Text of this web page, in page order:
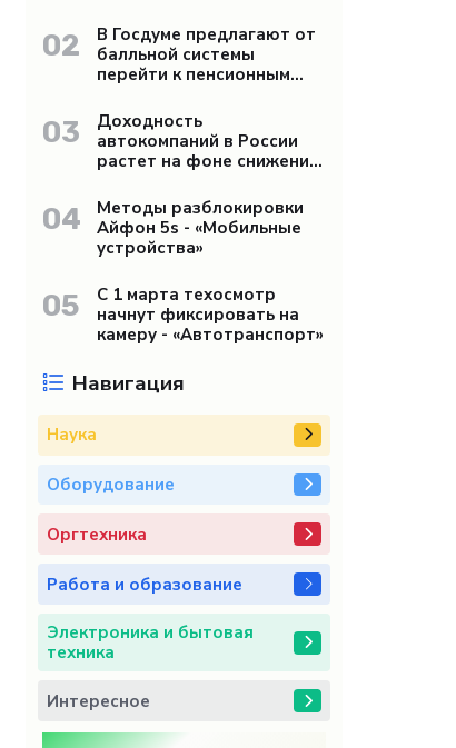
«Бизнес»
02
В Госдуме предлагают от
балльной системы
перейти к пенсионным
03
Доходность
автокомпаний в России
растет на фоне снижения
04
Методы разблокировки
Айфон 5s - «Мобильные
устройства»
05
С 1 марта техосмотр
начнут фиксировать на
камеру - «Автотранспорт»
Навигация
Наука
Оборудование
Оргтехника
Работа и образование
Электроника и бытовая
техника
Интересное